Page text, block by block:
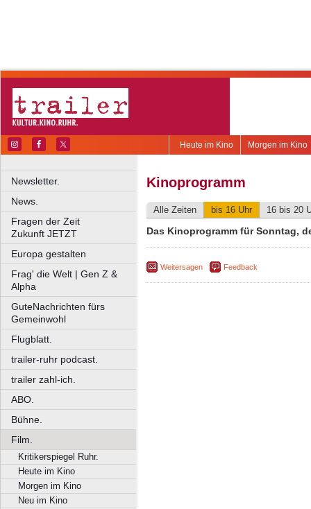
Morgen im Kino
Heute im Kino
Newsletter.
News.
Fragen der Zeit
Zukunft JETZT
Europa gestalten
Frag' die Welt | Gen Z &
Alpha
GuteNachrichten fürs
Gemeinwohl
Flugblatt.
trailer-ruhr podcast.
trailer zahl-ich.
ABO.
Bühne.
Film.
Kritikerspiegel Ruhr.
Heute im Kino
Morgen im Kino
Neu im Kino
Kinoprogramm
Alle Zeiten bis 16 Uhr 16 bis 20
Das Kinoprogramm für Sonntag,
Weitersagen Feedback